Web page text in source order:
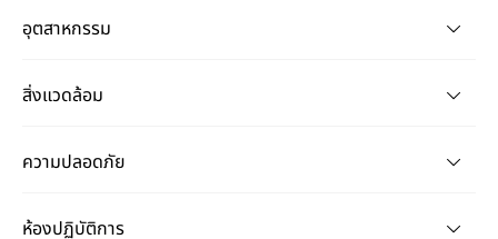
อุตสาหกรรม
สิ่งแวดล้อม
ความปลอดภัย
ห้องปฏิบัติการ